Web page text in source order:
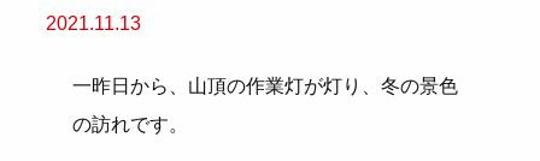
2021.11.13
一昨日から、山頂の作業灯が灯り、冬の景色
の訪れです。